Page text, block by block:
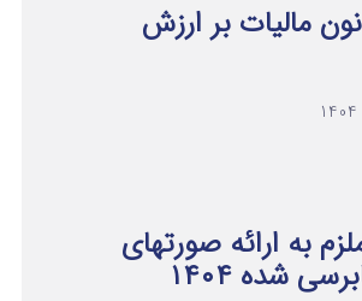
مالیات بر ارزش
به ارائه صورتهای
شده ۱۴۰۴